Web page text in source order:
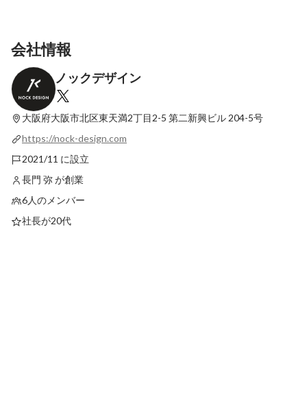
【1日密着】SNSコンサルタントの1日密
着！
最新順で表示 最新順で表示
会社情報
ノックデザイン
大阪府大阪市北区東天満2丁目2-5 第二新興ビル 204-5号
https://nock-design.com
2021/11 に設立
長門 弥 が創業
6人のメンバー
社長が20代